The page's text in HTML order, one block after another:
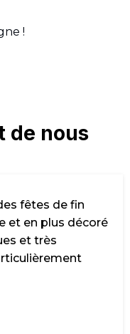
!
de nous
fêtes de fin
et en plus décoré
et très